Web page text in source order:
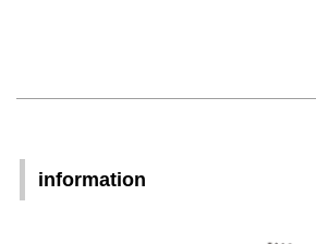
information